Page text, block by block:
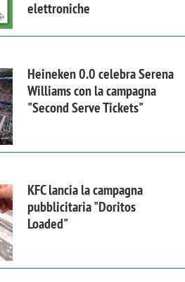
elettroniche
Heineken 0.0 celebra Serena
Williams con la campagna
"Second Serve Tickets"
KFC lancia la campagna
pubblicitaria "Doritos
Loaded"